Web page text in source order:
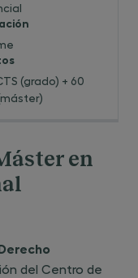
(grado) + 60
en
del Centro de